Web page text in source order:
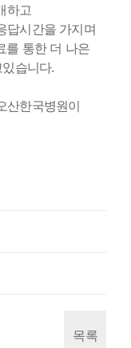
하고
답시간을 가지며
를 통한 더 나은
습니다.
산한국병원이
목록